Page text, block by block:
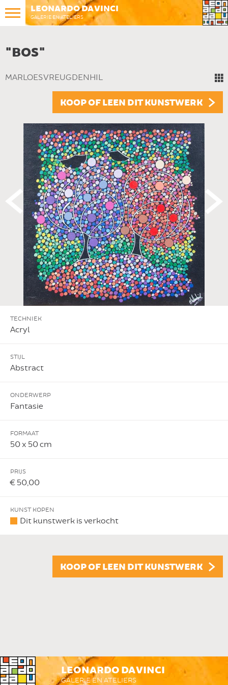
LEONARDO DA VINCI
GALERIE EN ATELIERS
"BOS"
MARLOES VREUGDENHIL
KOOP OF LEEN DIT KUNSTWERK
TECHNIEK
Acryl
STIJL
Abstract
ONDERWERP
Fantasie
FORMAAT
50 x 50 cm
PRIJS
€ 50,00
KUNST KOPEN
Dit kunstwerk is verkocht
KOOP OF LEEN DIT KUNSTWERK
LEONARDO DA VINCI
GALERIE EN ATELIERS